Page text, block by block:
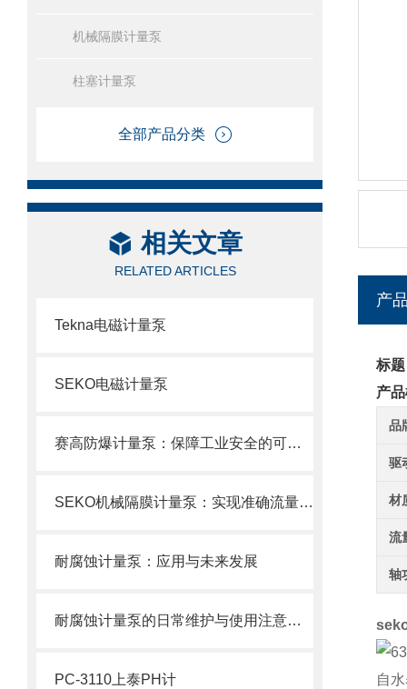
机械隔膜计量泵
柱塞计量泵
全部产品分类
相关文章
RELATED ARTICLES
Tekna电磁计量泵
SEKO电磁计量泵
赛高防爆计量泵：保障工业安全的可靠选择
SEKO机械隔膜计量泵：实现准确流量的理想选择
耐腐蚀计量泵：应用与未来发展
耐腐蚀计量泵的日常维护与使用注意事项
PC-3110上泰PH计
产
标
产
品
驱
材
流
轴
自